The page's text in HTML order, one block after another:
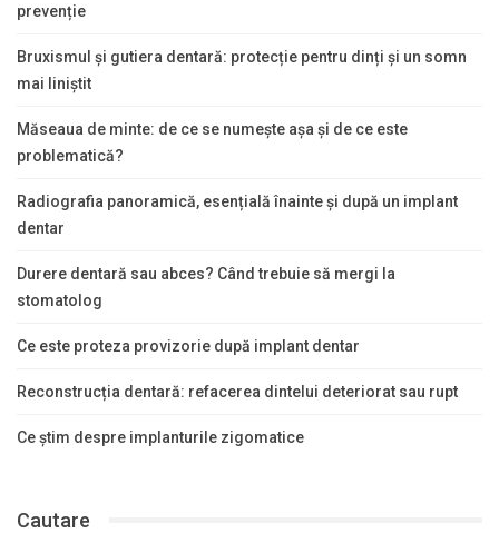
prevenție
Bruxismul și gutiera dentară: protecție pentru dinți și un somn
mai liniștit
Măseaua de minte: de ce se numește așa și de ce este
problematică?
Radiografia panoramică, esențială înainte și după un implant
dentar
Durere dentară sau abces? Când trebuie să mergi la
stomatolog
Ce este proteza provizorie după implant dentar
Reconstrucția dentară: refacerea dintelui deteriorat sau rupt
Ce știm despre implanturile zigomatice
Cautare